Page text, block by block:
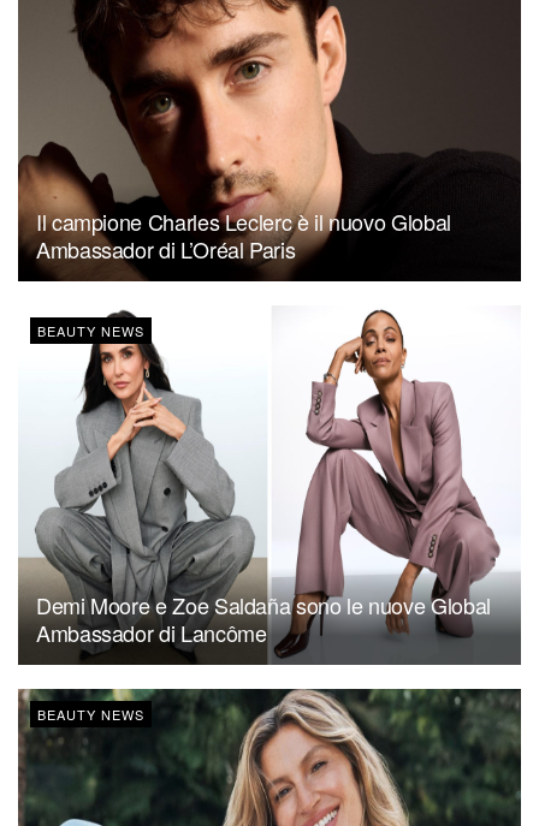
Il campione Charles Leclerc è il nuovo Global
Ambassador di L’Oréal Paris
BEAUTY NEWS
Demi Moore e Zoe Saldaña sono le nuove Global
Ambassador di Lancôme
BEAUTY NEWS